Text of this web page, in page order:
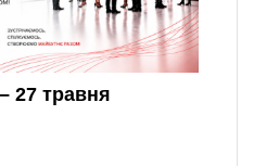
27 травня